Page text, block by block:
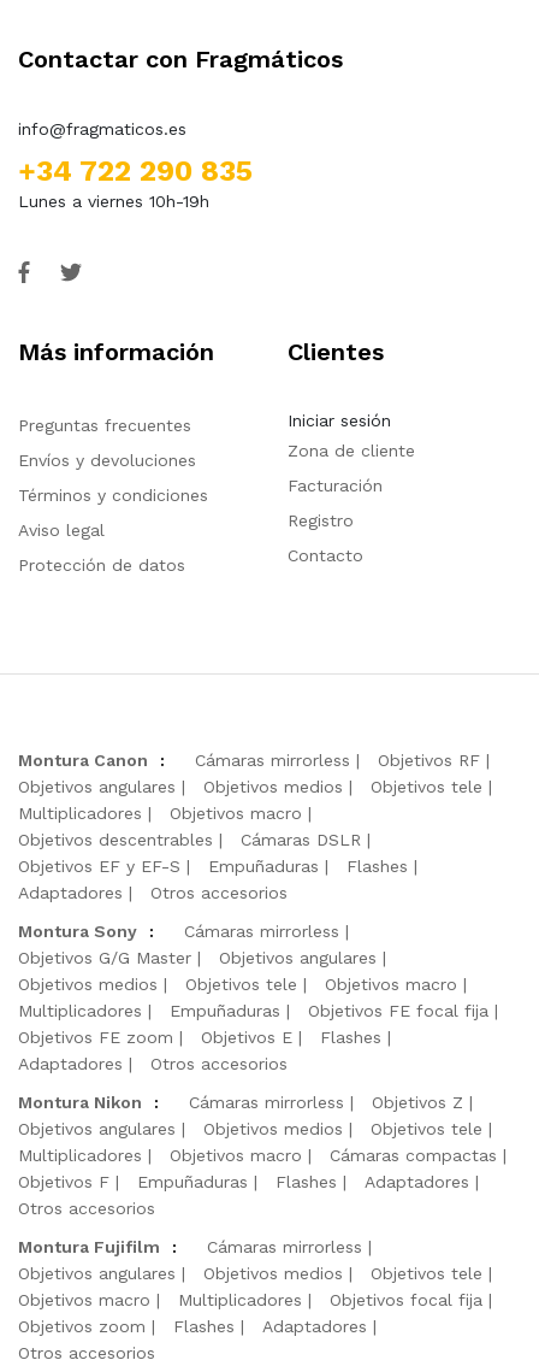
Contactar con Fragmáticos
info@fragmaticos.es
+34 722 290 835
Lunes a viernes 10h-19h
Más información
Preguntas frecuentes
Envíos y devoluciones
Términos y condiciones
Aviso legal
Protección de datos
Clientes
Iniciar sesión
Zona de cliente
Facturación
Registro
Contacto
Montura Canon : Cámaras mirrorless
Objetivos RF
Objetivos angulares
Objetivos medios
Objetivos tele
Multiplicadores
Objetivos macro
Objetivos descentrables
Cámaras DSLR
Objetivos EF y EF-S
Empuñaduras
Flashes
Adaptadores
Otros accesorios
Montura Sony
:
Cámaras mirrorless
Objetivos G/G Master
Objetivos angulares
Objetivos medios
Objetivos tele
Objetivos macro
Multiplicadores
Empuñaduras
Objetivos FE focal fija
Objetivos FE zoom
Objetivos E
Flashes
Adaptadores
Otros accesorios
Montura Nikon
: Cámaras mirrorless
Objetivos Z
Objetivos angulares
Objetivos medios
Objetivos tele
Multiplicadores
Objetivos macro
Cámaras compactas
Objetivos F
Empuñaduras Flashes
Adaptadores
Otros accesorios
Montura Fujifilm
:
Cámaras mirrorless
Objetivos angulares
Objetivos medios
Objetivos tele
Objetivos macro
Multiplicadores
Objetivos focal fija
Objetivos zoom
Flashes
Adaptadores
Otros accesorios